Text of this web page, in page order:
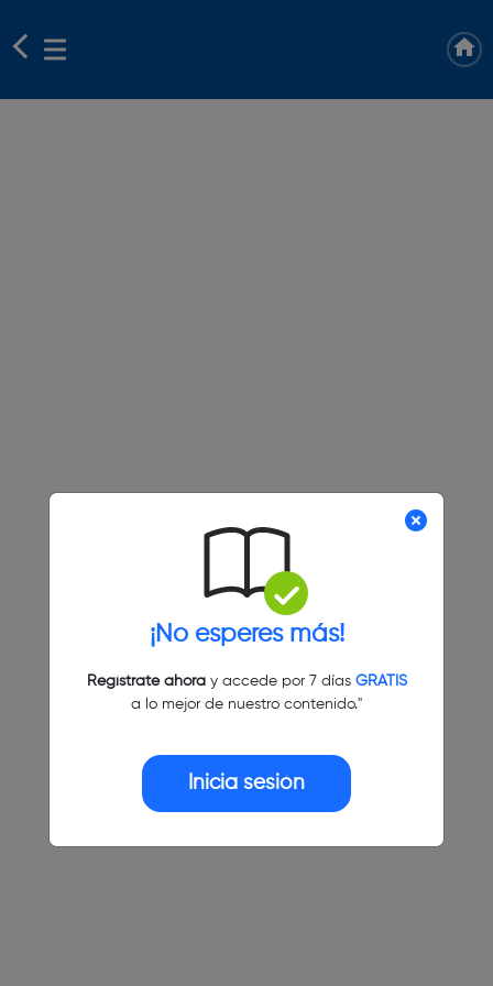
¡No esperes más!
Regístrate ahoray accede por 7 días GRATIS
a lo mejor de nuestro contenido."
Inicia sesión